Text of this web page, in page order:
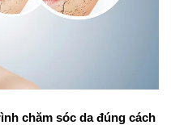
chăm sóc da đúng cách